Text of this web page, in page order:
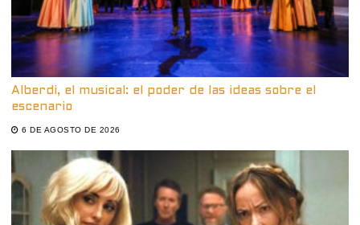
Alberdi, el musical: el poder de las ideas sobre el
escenario
6 DE AGOSTO DE 2026